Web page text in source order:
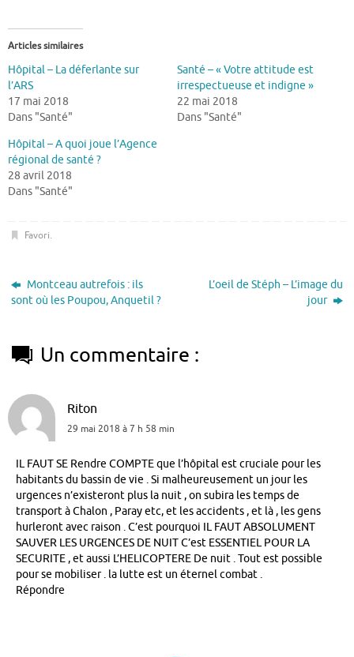
Articles similaires
Hôpital – La déferlante sur
l’ARS
17 mai 2018
Dans "Santé"
Santé – « Votre attitude est
irrespectueuse et indigne »
22 mai 2018
Dans "Santé"
Hôpital – A quoi joue l’Agence
régional de santé ?
28 avril 2018
Dans "Santé"
Favori.
Montceau autrefois : ils
sont où les Poupou, Anquetil ?
L’oeil de Stéph – L’image du
jour
Un commentaire :
Riton
29 mai 2018 à 7 h 58 min
IL FAUT SE Rendre COMPTE que l’hôpital est cruciale pour les
habitants du bassin de vie . Si malheureusement un jour les
urgences n’existeront plus la nuit , on subira les temps de
transport à Chalon , Paray etc, et les accidents , et là , les gens
hurleront avec raison . C’est pourquoi IL FAUT ABSOLUMENT
SAUVER LES URGENCES DE NUIT C’est ESSENTIEL POUR LA
SECURITE , et aussi L’HELICOPTERE De nuit . Tout est possible
pour se mobiliser . la lutte est un éternel combat .
Répondre